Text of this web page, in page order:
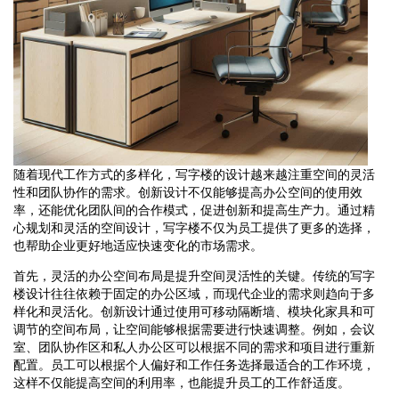
随着现代工作方式的多样化，写字楼的设计越来越注重空间的灵活
性和团队协作的需求。创新设计不仅能够提高办公空间的使用效
率，还能优化团队间的合作模式，促进创新和提高生产力。通过精
心规划和灵活的空间设计，写字楼不仅为员工提供了更多的选择，
也帮助企业更好地适应快速变化的市场需求。
首先，灵活的办公空间布局是提升空间灵活性的关键。传统的写字
楼设计往往依赖于固定的办公区域，而现代企业的需求则趋向于多
样化和灵活化。创新设计通过使用可移动隔断墙、模块化家具和可
调节的空间布局，让空间能够根据需要进行快速调整。例如，会议
室、团队协作区和私人办公区可以根据不同的需求和项目进行重新
配置。员工可以根据个人偏好和工作任务选择最适合的工作环境，
这样不仅能提高空间的利用率，也能提升员工的工作舒适度。